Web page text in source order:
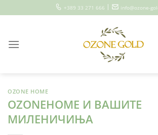
to
+389 33 271 666 | info@ozone-
OZONE HOME
OZONEHOME И ВАШИТЕ
МИЛЕНИЧИЊА